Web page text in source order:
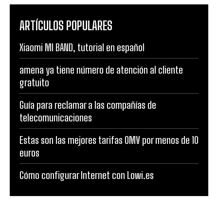
ARTÍCULOS POPULARES
Xiaomi MI BAND, tutorial en español
amena ya tiene número de atención al cliente
gratuito
Guía para reclamar a las compañías de
telecomunicaciones
Estas son las mejores tarifas OMV por menos de 10
euros
Cómo configurar Internet con Lowi.es